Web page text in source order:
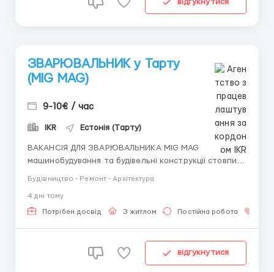
ЗВАРЮВАЛЬНИК у Тарту
(MIG MAG)
9-10€ / час
IKR Естонія (Тарту)
ВАКАНСІЯ ДЛЯ ЗВАРЮВАЛЬНИКА MIG MAG
машинобудування та будівельні конструкції стовпи,
візуальний контроль чорний метал 2-13мм графік:
П'ятиденний робочий тиждень 8-16:30 9-10 є...
Будівництво - Ремонт - Архітектура
4 днi тому
Потрібен досвід З житлом Постійна робота
відгукнутися